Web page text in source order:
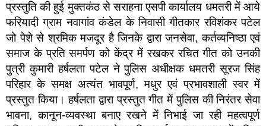
प्रस्तुति की हुई मुक्तकंठ से सराहना एसपी कार्यालय धमतरी में आये
फरियादी ग्राम नवागांव कंडेल के निवासी गीतकार रविशंकर पटेल
जो पेशे से श्रमिक मजदूर है जिनके द्वारा जनसेवा, कर्तव्यनिष्ठा एवं
समाज के प्रति समर्पण को केंद्र में रखकर रचित गीत को उनकी
पुत्री कुमारी हर्षलता पटेल ने पुलिस अधीक्षक धमतरी सूरज सिंह
परिहार के समक्ष अत्यंत भावपूर्ण, मधुर एवं प्रभावशाली स्वर में
प्रस्तुत किया। हर्षलता द्वारा प्रस्तुत गीत में पुलिस की निरंतर सेवा
भावना, कानून-व्यवस्था बनाए रखने में निभाई जा रही महत्वपूर्ण